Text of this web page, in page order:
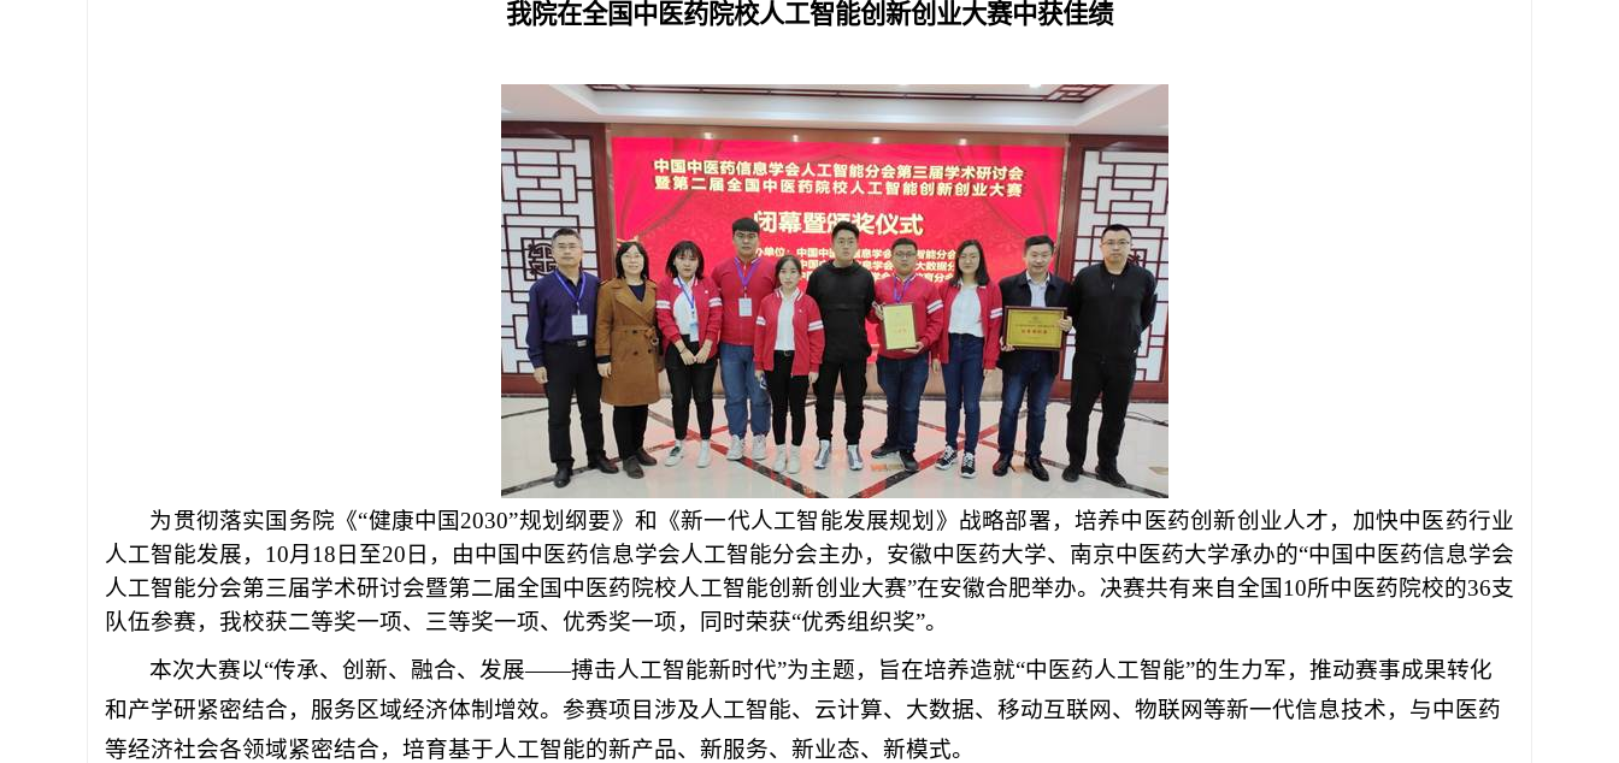
我院在全国中医药院校人工智能创新创业大赛中获佳绩
为贯彻落实国务院《“健康中国2030”规划纲要》和《新一代人工智能发展规划》战略部署，培养中医药创新创业人才，加快中医药行业
人工智能发展，10月18日至20日，由中国中医药信息学会人工智能分会主办，安徽中医药大学、南京中医药大学承办的“中国中医药信息学会
人工智能分会第三届学术研讨会暨第二届全国中医药院校人工智能创新创业大赛”在安徽合肥举办。决赛共有来自全国10所中医药院校的36支
队伍参赛，我校获二等奖一项、三等奖一项、优秀奖一项，同时荣获“优秀组织奖”。
本次大赛以“传承、创新、融合、发展——搏击人工智能新时代”为主题，旨在培养造就“中医药人工智能”的生力军，推动赛事成果转化
和产学研紧密结合，服务区域经济体制增效。参赛项目涉及人工智能、云计算、大数据、移动互联网、物联网等新一代信息技术，与中医药
等经济社会各领域紧密结合，培育基于人工智能的新产品、新服务、新业态、新模式。